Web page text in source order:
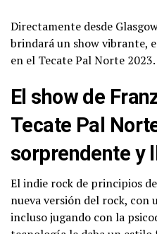
Directamente desde
brindará un show vibrante,
en el Tecate Pal Norte 2023.
El show de
Tecate Pal
sorprendente y
El indie rock de principios
nueva versión del rock, con
incluso jugando con la